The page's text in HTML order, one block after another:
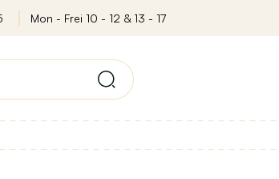
Mon - Frei 10 - 12 & 13 - 17